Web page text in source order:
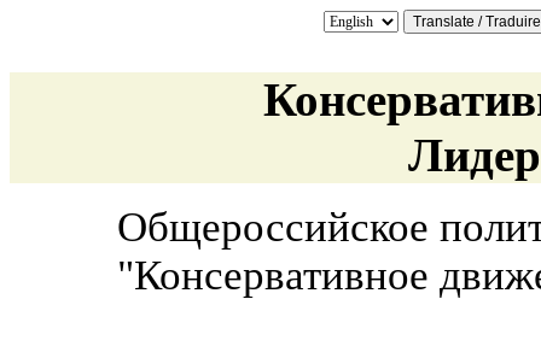
Общероссийское
"Консервативное